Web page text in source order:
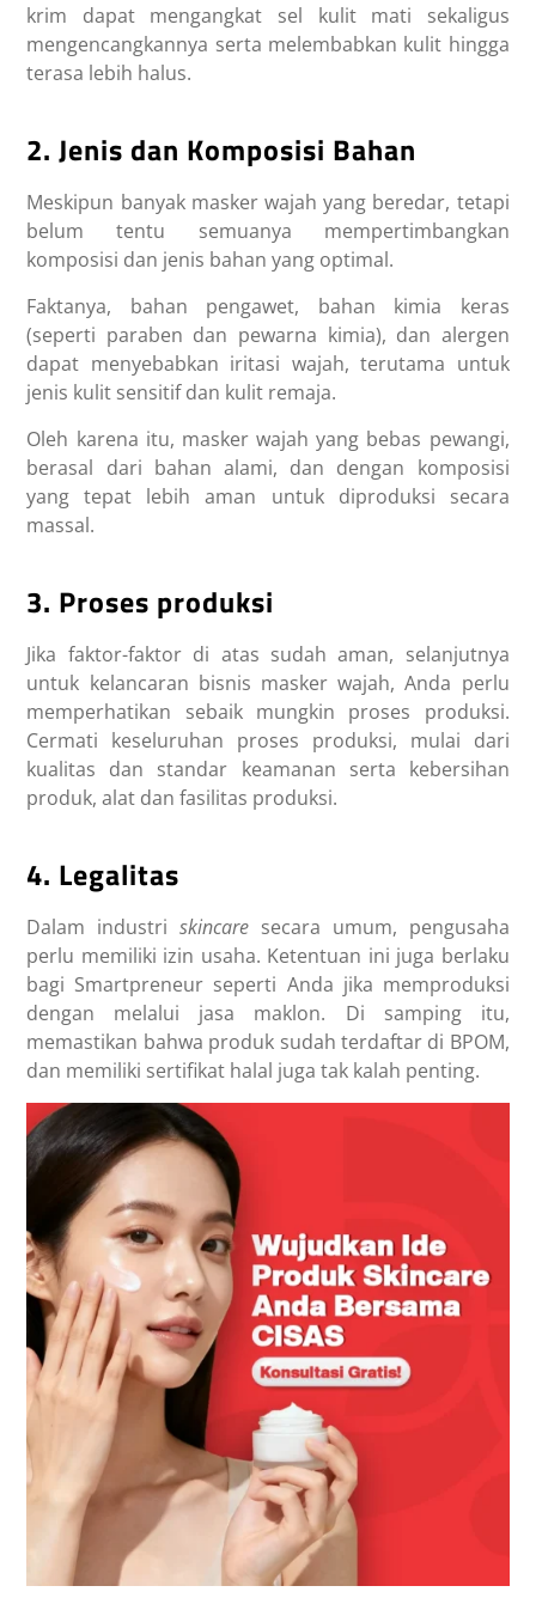
krim dapat mengangkat sel kulit mati sekaligus
mengencangkannya serta melembabkan kulit hingga
terasa lebih halus.
2. Jenis dan Komposisi Bahan
Meskipun banyak masker wajah yang beredar, tetapi
belum tentu semuanya mempertimbangkan
komposisi dan jenis bahan yang optimal.
Faktanya, bahan pengawet, bahan kimia keras
(seperti paraben dan pewarna kimia), dan alergen
dapat menyebabkan iritasi wajah, terutama untuk
jenis kulit sensitif dan kulit remaja.
Oleh karena itu, masker wajah yang bebas pewangi,
berasal dari bahan alami, dan dengan komposisi
yang tepat lebih aman untuk diproduksi secara
massal.
3. Proses produksi
Jika faktor-faktor di atas sudah aman, selanjutnya
untuk kelancaran bisnis masker wajah, Anda perlu
memperhatikan sebaik mungkin proses produksi.
Cermati keseluruhan proses produksi, mulai dari
kualitas dan standar keamanan serta kebersihan
produk, alat dan fasilitas produksi.
4. Legalitas
Dalam industriskincare secara umum, pengusaha
perlu memiliki izin usaha. Ketentuan ini juga berlaku
bagi Smartpreneur seperti Anda jika memproduksi
dengan melalui jasa maklon. Di samping itu,
memastikan bahwa produk sudah terdaftar di BPOM,
dan memiliki sertifikat halal juga tak kalah penting.